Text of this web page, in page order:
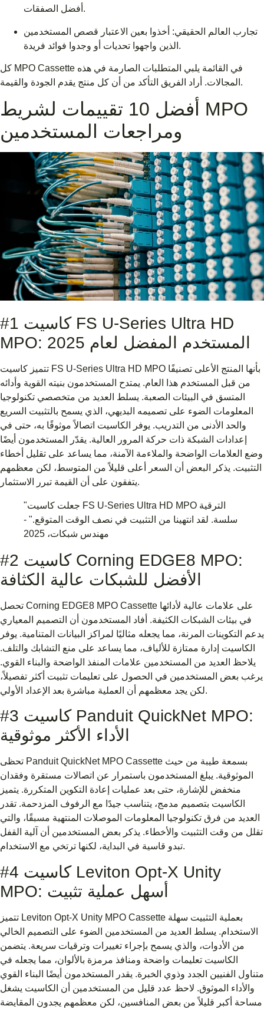
أفضل الصفقات.
تجارب العالم الحقيقي: أخذوا بعين الاعتبار قصص المستخدمين
الذين واجهوا تحديات أو وجدوا فوائد فريدة.
كل MPO Cassette في القائمة يلبي المتطلبات الصارمة في هذه
المجالات. أراد الفريق التأكد من أن كل منتج يقدم الجودة والقيمة.
أفضل 10 تقييمات لشريط MPO
#1 كاسيت FS U-Series Ultra HD
تتميز كاسيت FS U-Series Ultra HD MPO بأنها المنتج الأعلى تصنيفًا
من قبل المستخدم هذا العام. يمتدح المستخدمون بنيته القوية وأدائه
المتسق في البيئات الصعبة. يسلط العديد من متخصصي تكنولوجيا
المعلومات الضوء على تصميمه البديهي، الذي يسمح بالتثبيت السريع
والحد الأدنى من التدريب. يوفر الكاسيت اتصالاً موثوقًا به، حتى في
إعدادات الشبكة ذات حركة المرور العالية. يقدّر المستخدمون أيضًا
وضع العلامات الواضحة والملاءمة الآمنة، مما يساعد على تقليل أخطاء
التثبيت. يذكر البعض أن السعر أعلى قليلاً من المتوسط، لكن معظمهم
يتفقون على أن القيمة تبرر الاستثمار.
"جعلت كاسيت FS U-Series Ultra HD MPO الترقية
سلسة. لقد انتهينا من التثبيت في نصف الوقت المتوقع." -
#2 كاسيت Corning EDGE8 MPO:
تحصل Corning EDGE8 MPO Cassette على علامات عالية لأدائها
في بيئات الشبكات الكثيفة. أفاد المستخدمون أن التصميم المعياري
يدعم التكوينات المرنة، مما يجعله مثاليًا لمراكز البيانات المتنامية. يوفر
الكاسيت إدارة ممتازة للألياف، مما يساعد على منع التشابك والتلف.
يلاحظ العديد من المستخدمين علامات المنفذ الواضحة والبناء القوي.
يرغب بعض المستخدمين في الحصول على تعليمات تثبيت أكثر تفصيلاً،
لكن يجد معظمهم أن العملية مباشرة بعد الإعداد الأولي.
#3 كاسيت Panduit QuickNet MPO:
تحظى Panduit QuickNet MPO Cassette بسمعة طيبة من حيث
الموثوقية. يبلغ المستخدمون باستمرار عن اتصالات مستقرة وفقدان
منخفض للإشارة، حتى بعد عمليات إعادة التكوين المتكررة. يتميز
الكاسيت بتصميم مدمج، يتناسب جيدًا مع الرفوف المزدحمة. تقدر
العديد من فرق تكنولوجيا المعلومات الموصلات المنتهية مسبقًا، والتي
تقلل من وقت التثبيت والأخطاء. يذكر بعض المستخدمين أن آلية القفل
تبدو قاسية في البداية، لكنها ترتخي مع الاستخدام.
#4 كاسيت Leviton Opt-X Unity
تتميز Leviton Opt-X Unity MPO Cassette بعملية التثبيت سهلة
الاستخدام. يسلط العديد من المستخدمين الضوء على التصميم الخالي
من الأدوات، والذي يسمح بإجراء تغييرات وترقيات سريعة. يتضمن
الكاسيت تعليمات واضحة ومنافذ مرمزة بالألوان، مما يجعله في
متناول الفنيين الجدد وذوي الخبرة. يقدر المستخدمون أيضًا البناء القوي
والأداء الموثوق. لاحظ عدد قليل من المستخدمين أن الكاسيت يشغل
مساحة أكبر قليلاً من بعض المنافسين، لكن معظمهم يجدون المقايضة